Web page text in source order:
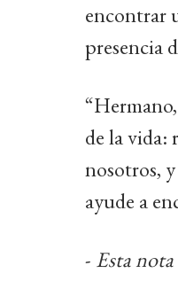
encontrar
presencia
de la vida:
nosotros,
ayude a
- Esta